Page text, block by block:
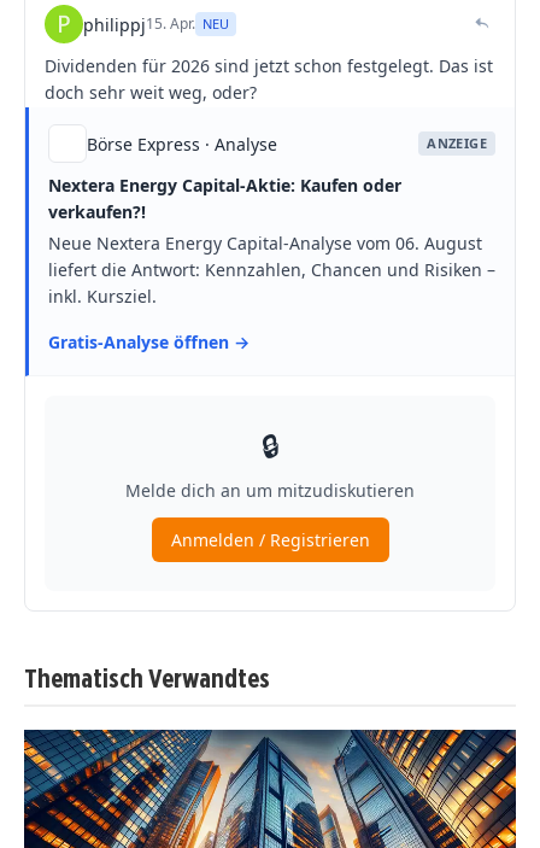
Thematisch Verwandtes